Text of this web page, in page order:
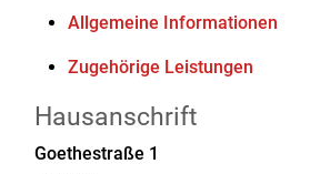
Allgemeine Informationen
Zugehörige Leistungen
Hausanschrift
Goethestraße 1